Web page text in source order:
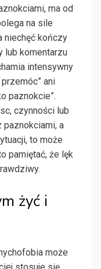
ma od
na sile
niechęć kończy
lub komentarzu
intensywny
ani
paznokcie”.
czynności lub
paznokciami, a
to może
pamiętać, że lęk
żyć i
może